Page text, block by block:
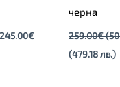
245.00€
черна
259.00€
(479.18 лв.)